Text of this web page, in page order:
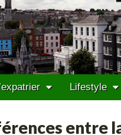
Lifestyle
entre